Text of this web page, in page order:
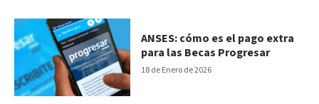
18 de Enero de 2026
ANSES: cómo es el pago extra
para las Becas Progresar